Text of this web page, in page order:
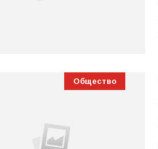
Общество